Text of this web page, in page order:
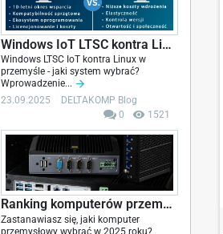
Windows IoT LTSC kontra Linux w przemyśle -...
Windows LTSC IoT kontra Linux w
przemyśle - jaki system wybrać?
Wprowadzenie...
23.09.2025
DELTAKOMP Blog
1521
0
Ranking komputerów przemysłowych - 2025
Zastanawiasz się, jaki komputer
przemysłowy wybrać w 2025 roku?